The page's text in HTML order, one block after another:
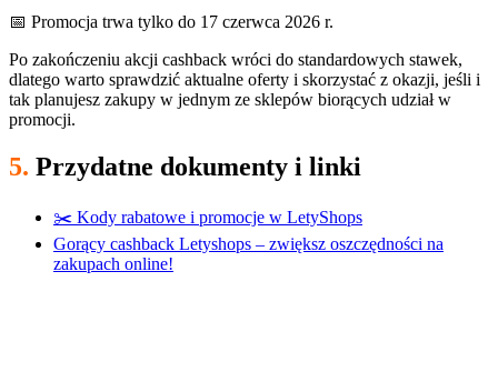
📅 Promocja trwa tylko do 17 czerwca 2026 r.
Po zakończeniu akcji cashback wróci do standardowych stawek,
dlatego warto sprawdzić aktualne oferty i skorzystać z okazji, jeśli i
tak planujesz zakupy w jednym ze sklepów biorących udział w
promocji.
5. Przydatne dokumenty i linki
✂️ Kody rabatowe i promocje w LetyShops
Gorący cashback Letyshops – zwiększ oszczędności na
zakupach online!